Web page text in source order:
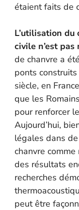
étaient faits de
L’utilisation
civile n’est
de chanvre a
ponts
siècle, en
que les
pour renforcer
Aujourd’hui,
légales dans
chanvre
des résultats
recherches
peut être